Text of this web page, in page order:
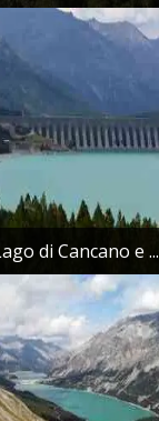
di Cancano e ...